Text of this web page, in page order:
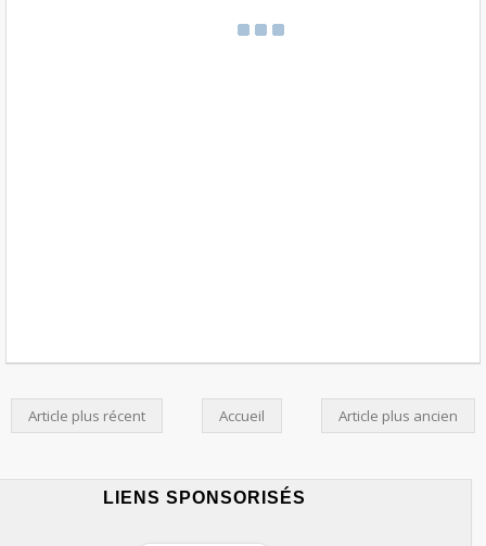
Article plus récent Article plus ancien
Accueil
LIENS SPONSORISÉS